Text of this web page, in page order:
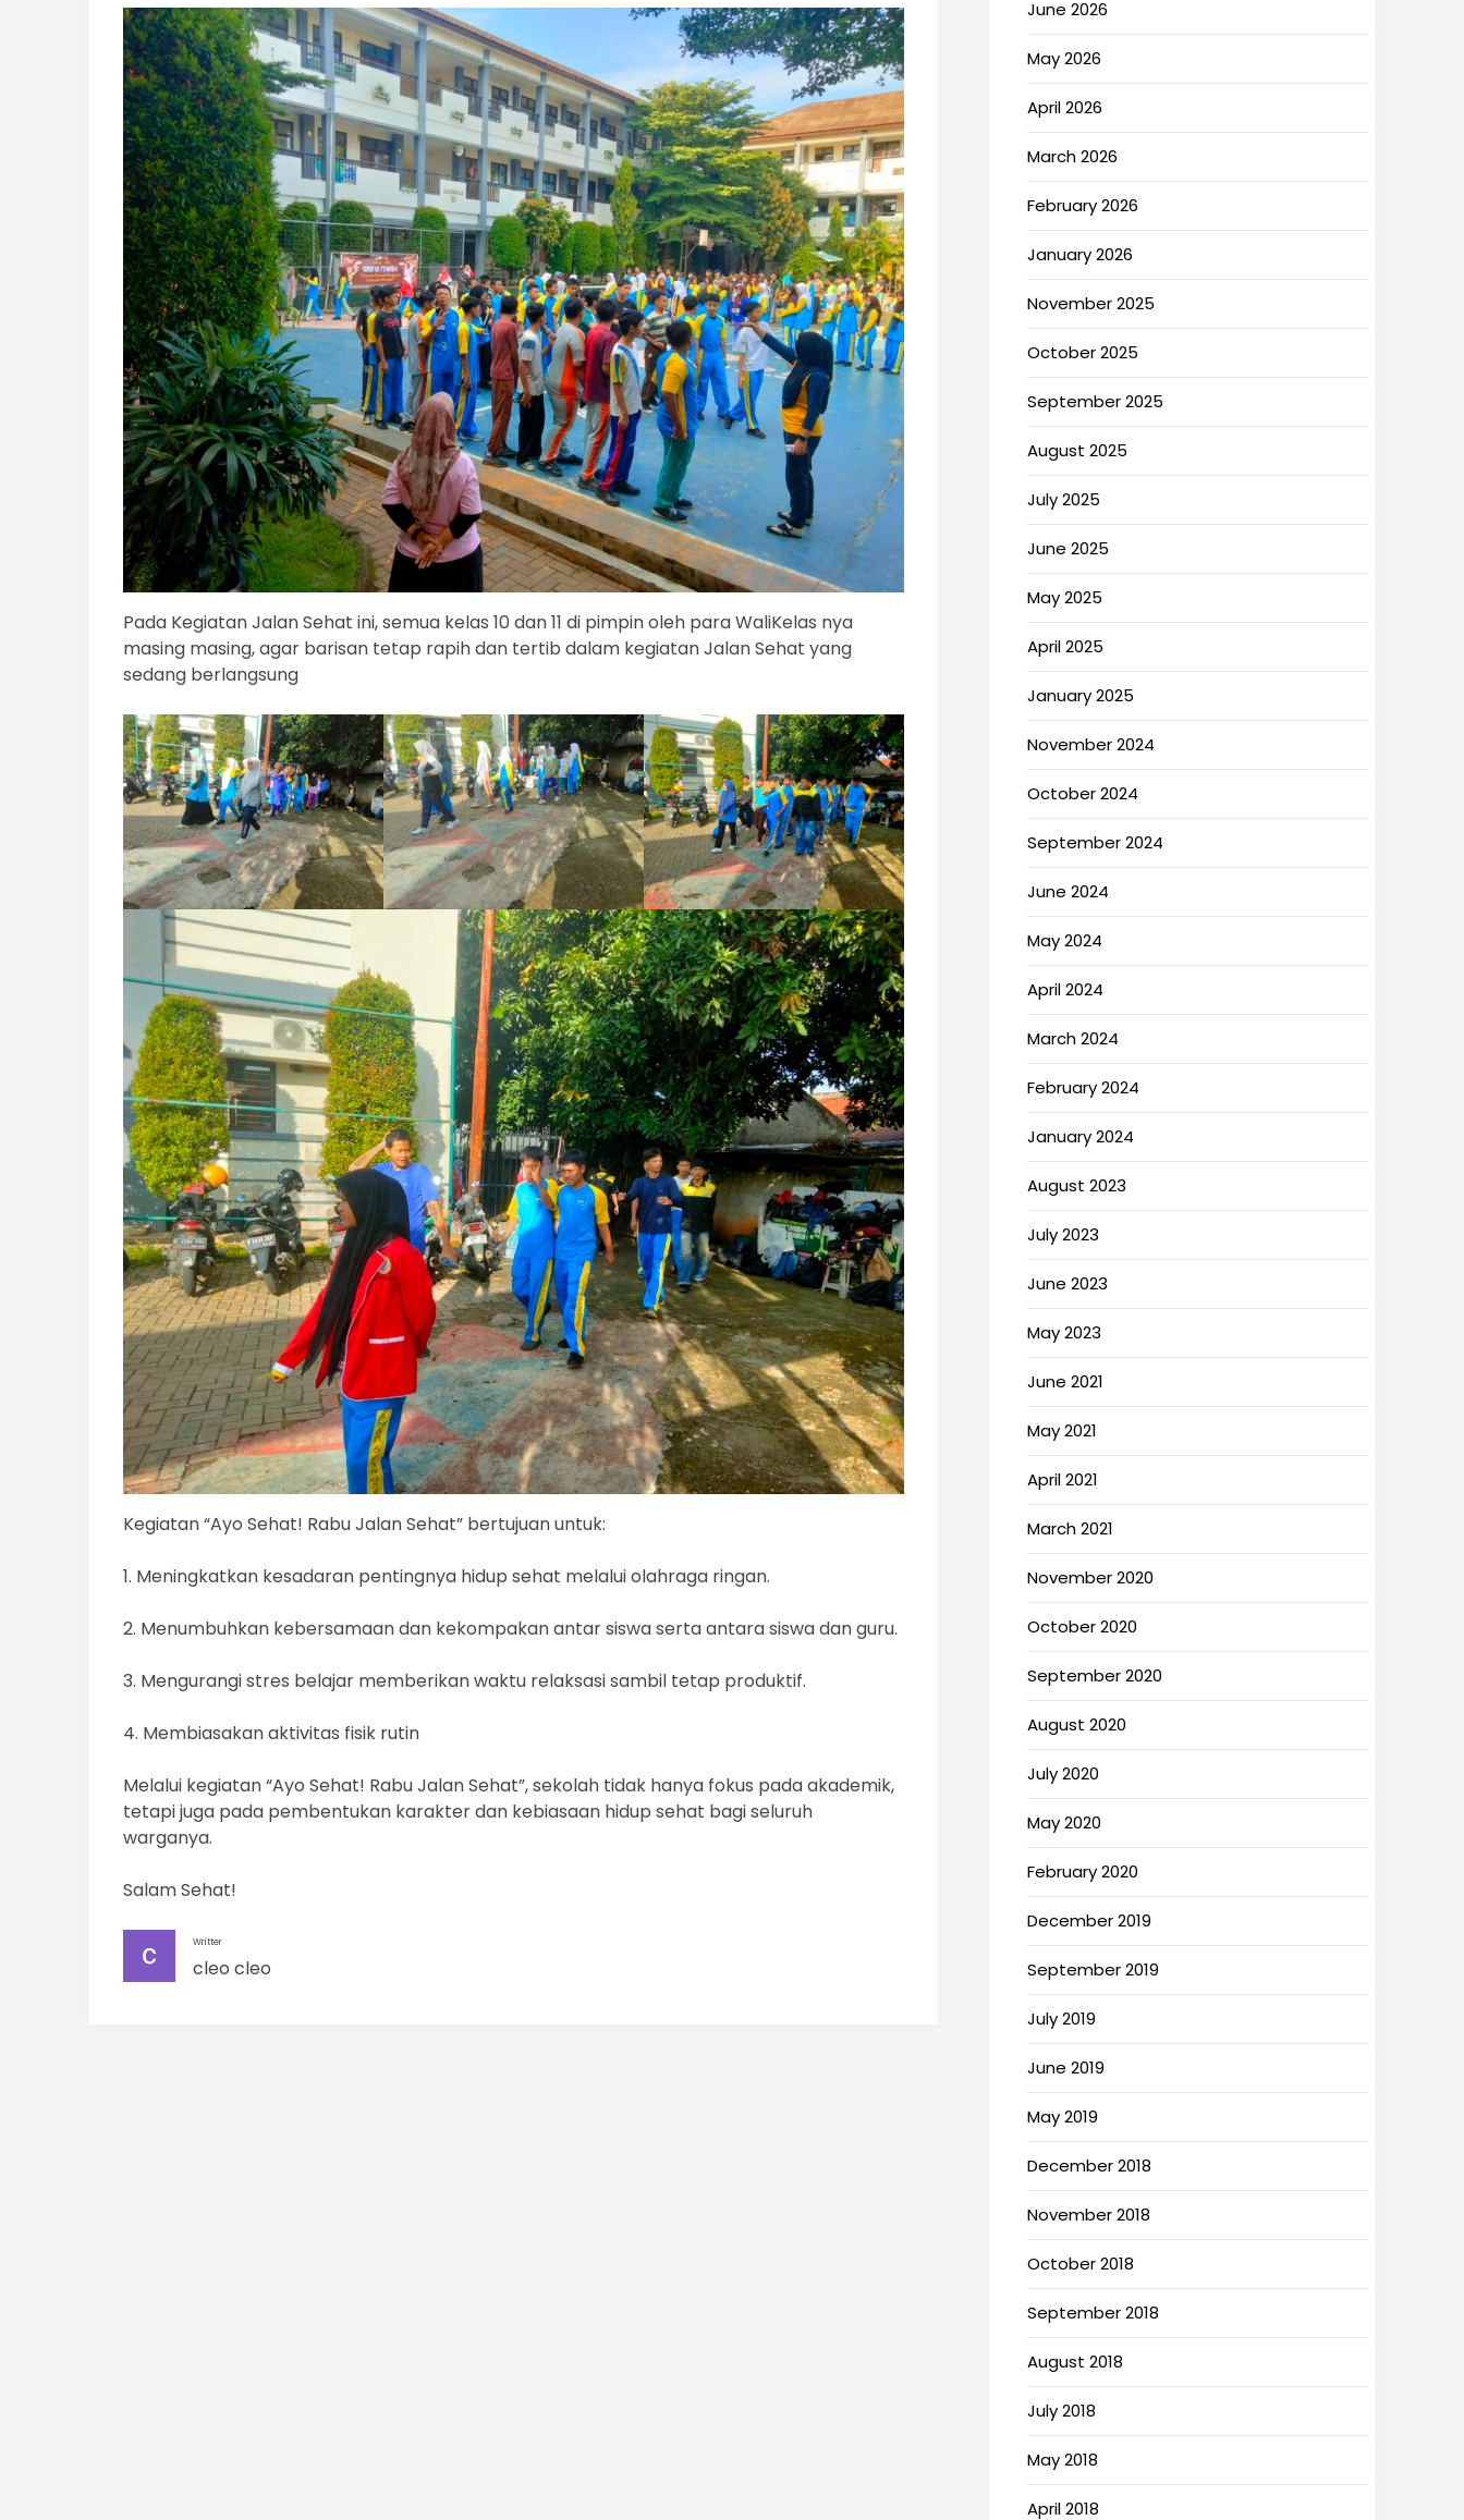
Pada Kegiatan Jalan Sehat ini, semua kelas 10 dan 11 di pimpin oleh para WaliKelas nya
masing masing, agar barisan tetap rapih dan tertib dalam kegiatan Jalan Sehat yang
sedang berlangsung
Kegiatan “Ayo Sehat! Rabu Jalan Sehat” bertujuan untuk:
1. Meningkatkan kesadaran pentingnya hidup sehat melalui olahraga ringan.
2. Menumbuhkan kebersamaan dan kekompakan antar siswa serta antara siswa dan guru.
3. Mengurangi stres belajar memberikan waktu relaksasi sambil tetap produktif.
4. Membiasakan aktivitas fisik rutin
Melalui kegiatan “Ayo Sehat! Rabu Jalan Sehat”, sekolah tidak hanya fokus pada akademik,
tetapi juga pada pembentukan karakter dan kebiasaan hidup sehat bagi seluruh
warganya.
Salam Sehat!
Writter
cleo cleo
June 2026
May 2026
April 2026
March 2026
February 2026
January 2026
November 2025
October 2025
September 2025
August 2025
July 2025
June 2025
May 2025
April 2025
January 2025
November 2024
October 2024
September 2024
June 2024
May 2024
April 2024
March 2024
February 2024
January 2024
August 2023
July 2023
June 2023
May 2023
June 2021
May 2021
April 2021
March 2021
November 2020
October 2020
September 2020
August 2020
July 2020
May 2020
February 2020
December 2019
September 2019
July 2019
June 2019
May 2019
December 2018
November 2018
October 2018
September 2018
August 2018
July 2018
May 2018
April 2018